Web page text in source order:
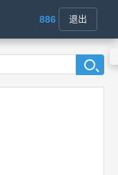
886 退出